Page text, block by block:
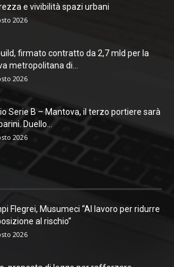
e vivibilità spazi urbani
2026
firmato contratto da 2,7 mld per la
metropolitana di...
2026
Serie B – Mantova, il terzo portiere sarà
Duello...
2026
Flegrei, Musumeci “Al lavoro per ridurre
al rischio”
2026